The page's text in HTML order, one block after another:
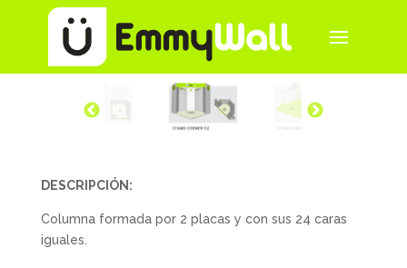
DESCRIPCIÓN:
Columna formada por 2 placas y con sus 24 caras
iguales.